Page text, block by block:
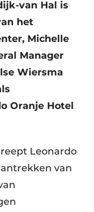
van Hal is
het
Michelle
Manager
Wiersma
Oranje Hotel
Leonardo
van